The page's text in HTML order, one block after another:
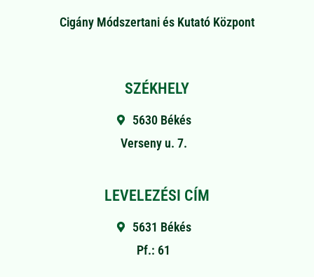
Cigány Módszertani és Kutató Központ
SZÉKHELY
5630 Békés
Verseny u. 7.
LEVELEZÉSI CÍM
5631 Békés
Pf.: 61